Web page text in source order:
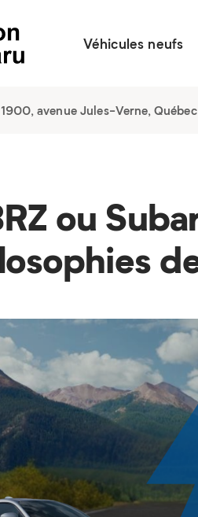
Véhicules neufs
1900, avenue Jules-Verne,
ou